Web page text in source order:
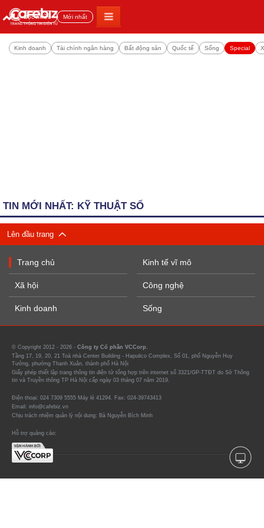
Đọc nhiều Mới nhất
Kinh doanh Tài chính ngân hàng Bất động sản Quốc tế Sống Special
TIN MỚI NHẤT: KỸ THUẬT SỐ
Lên đầu trang
Trang chủ
Xã hội
Kinh doanh
Kinh tế vĩ mô
Công nghệ
Sống
© Copyright 2012 - 2026 - Công ty Cổ phần VCCorp.
Tầng 17, 19, 20, 21 Toà nhà Center Building - Hapulico Complex, Số 01, phố Nguyễn Huy
Tưởng, phường Thanh Xuân, thành phố Hà Nội
Giấy phép thiết lập trang thông tin điện tử tổng hợp trên internet số 3321/GP-TTĐT do Sở Thông
tin và Truyền thông TP Hà Nội cấp ngày 03 tháng 07 năm 2019.
Điện thoại: 024 7309 5555 Máy lẻ 41294. Fax: 024-39743413
Email: info@cafebiz.vn
Chịu trách nhiệm quản lý nội dung: Bà Nguyễn Bích Minh
Hỗ trợ quảng cáo: